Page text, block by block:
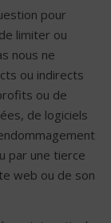
pour
limiter ou
nous ne
ou indirects
ou de
de logiciels
par une tierce
web ou de son